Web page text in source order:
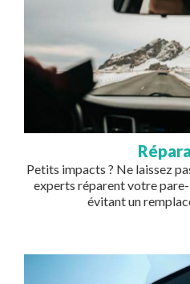
Petits impacts ? Ne laissez
experts réparent votre
évitant un